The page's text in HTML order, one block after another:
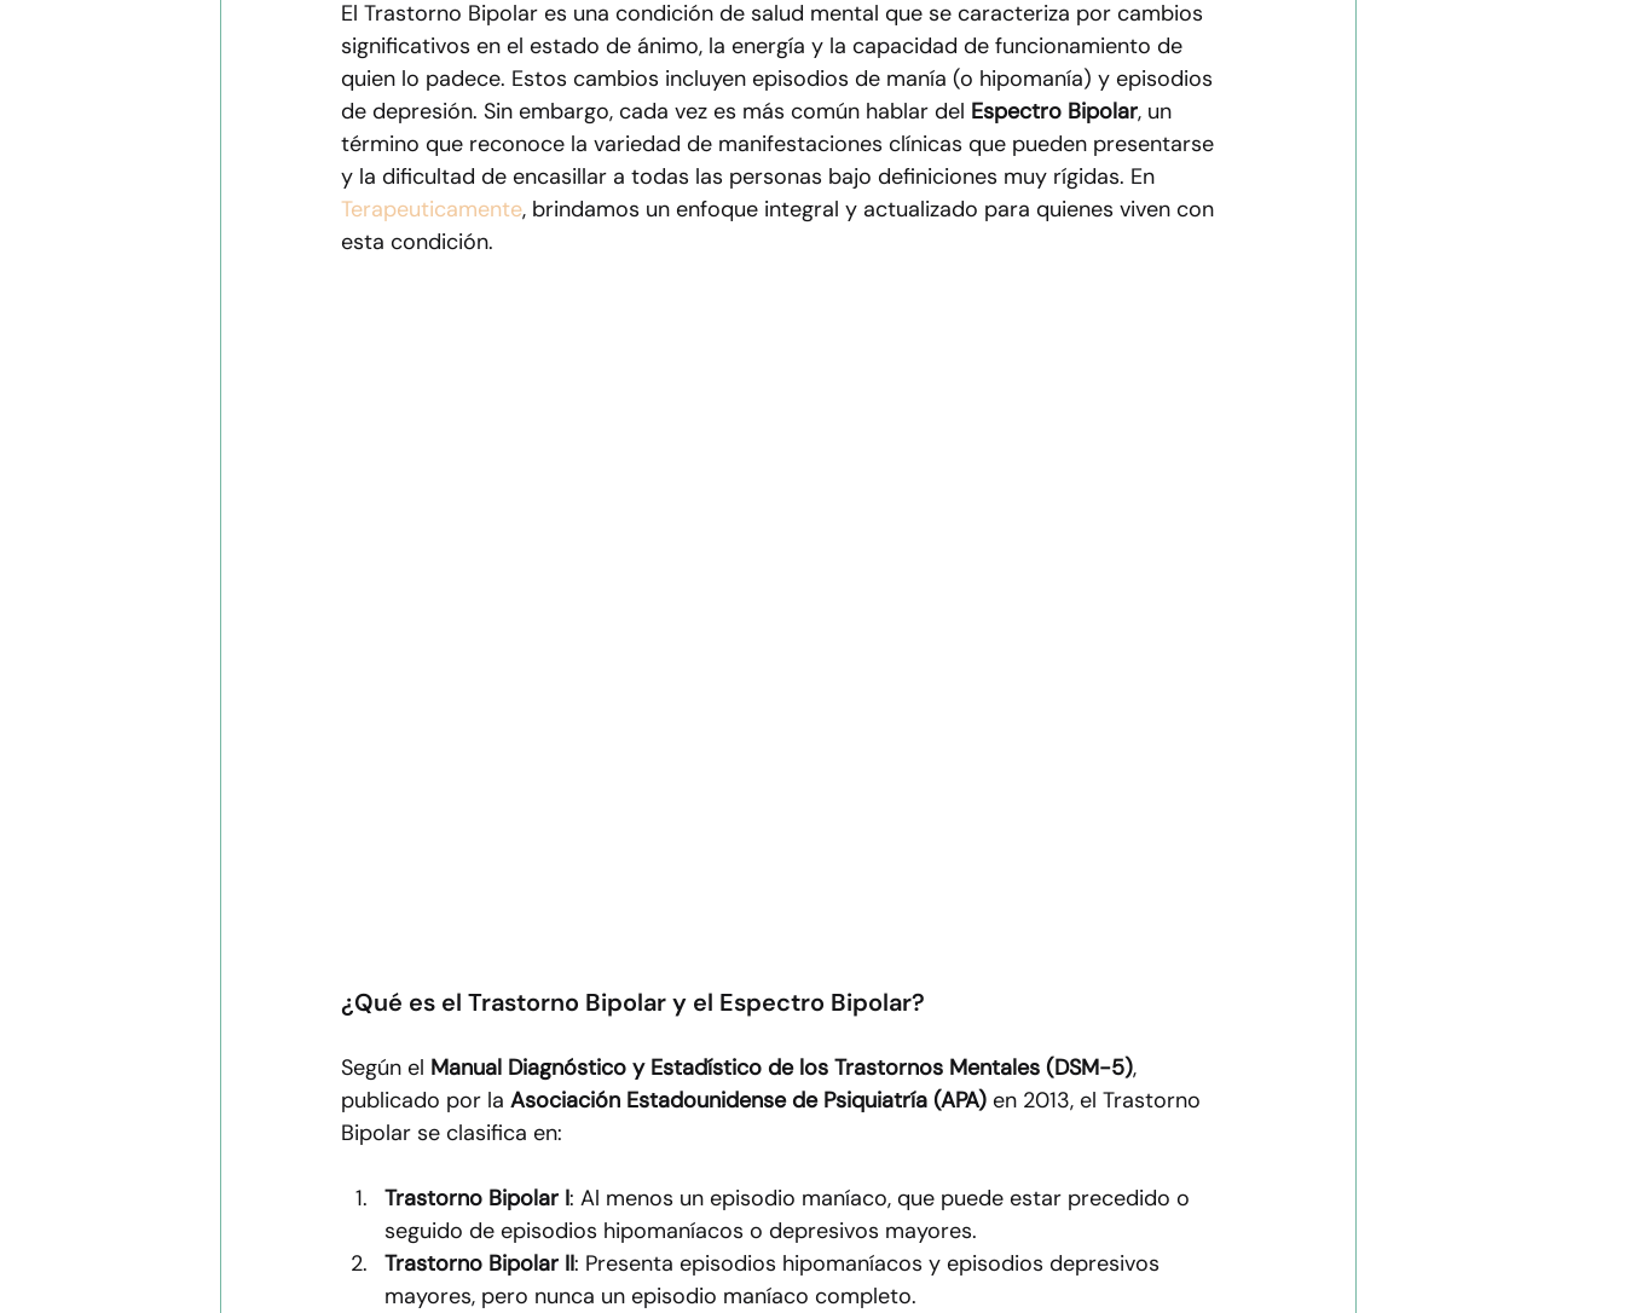
Apoyo emocional Psicología infantil Salud mental
El Trastorno Bipolar es una condición de salud mental que se caracteriza por cambios
significativos en el estado de ánimo, la energía y la capacidad de funcionamiento de
quien lo padece. Estos cambios incluyen episodios de manía (o hipomanía) y episodios
de depresión. Sin embargo, cada vez es más común hablar del Espectro Bipolar, un
término que reconoce la variedad de manifestaciones clínicas que pueden presentarse
y la dificultad de encasillar a todas las personas bajo definiciones muy rígidas. En
Terapeuticamente, brindamos un enfoque integral y actualizado para quienes viven con
esta condición.
¿Qué es el Trastorno Bipolar y el Espectro Bipolar?
Según el Manual Diagnóstico y Estadístico de los Trastornos Mentales (DSM-5),
publicado por la Asociación Estadounidense de Psiquiatría (APA) en 2013, el Trastorno
Bipolar se clasifica en:
Trastorno Bipolar I: Al menos un episodio maníaco, que puede estar precedido o
seguido de episodios hipomaníacos o depresivos mayores.
Trastorno Bipolar II: Presenta episodios hipomaníacos y episodios depresivos
mayores, pero nunca un episodio maníaco completo.